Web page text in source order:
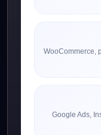
WooCommerce,
Google Ads,